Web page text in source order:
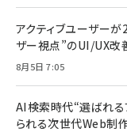
アクティブユーザー
ザー視点”のUI/UX改
8月5日 7:05
AI検索時代“選ばれる
られる次世代Web制